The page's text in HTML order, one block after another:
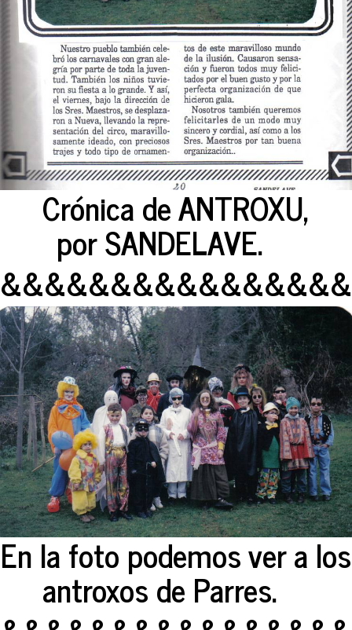
Crónica de ANTROXU,
por SANDELAVE.
En la foto podemos ver a los
antroxos de Parres.